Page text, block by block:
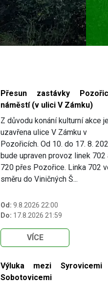
Přesun zastávky
náměstí (v ulici V Zámku)
Z důvodu konání kulturní akce
uzavřena ulice V Zámku v
Pozořicích. Od 10. do 17. 8.
bude upraven provoz linek 702
720 přes Pozořice. Linka 702
směru do Viničných Š...
Od: 9.8.2026 22:00
Do: 17.8.2026 21:59
VÍCE
Výluka mezi
Sobotovicemi